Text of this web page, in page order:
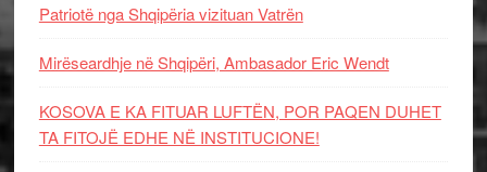
Patriotë nga Shqipëria vizituan Vatrën
Mirëseardhje në Shqipëri, Ambasador Eric Wendt
KOSOVA E KA FITUAR LUFTËN, POR PAQEN DUHET
TA FITOJË EDHE NË INSTITUCIONE!